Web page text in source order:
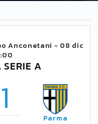
Anconetani - 08 dic
A
1 Parma